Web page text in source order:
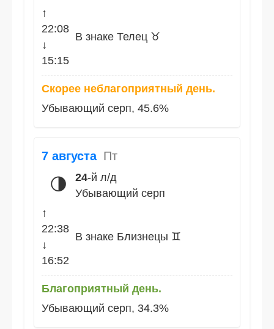
↑
22:08
↓
15:15
В знаке Телец ♉
Скорее неблагоприятный день.
Убывающий серп, 45.6%
7 августа Пт
🌗 24-й л/д
Убывающий серп
↑
22:38
↓
16:52
В знаке Близнецы ♊
Благоприятный день.
Убывающий серп, 34.3%